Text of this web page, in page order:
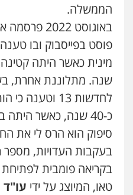
עו"ד
פלילי תעבורה
0526577766
עו"ד עמית
עו"ד אור בן
פלילי מעצרים
הממשלה.
באוגוסט 2022 פרסמה אישה בשם
פוסט בפייסבוק ובו
שנה. מתלוננת אחרת,
לחדשות 13
כ-40 שנה, כאשר
סיפוק הוא הרס לי את
בעקבות העדויות, מספר
בקריאה פומבית
טאו, המיוצג על ידי עו"ד
עו"ד אלון
פלילי כלכלי
0525544654
עו"ד אסף
פלילי עבירות
חמורה
עו"ד שלי
משפט פלילי
וחקירות צבאי